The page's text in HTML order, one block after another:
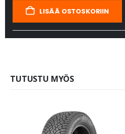
LISÄÄ OSTOSKORIIN
TUTUSTU MYÖS